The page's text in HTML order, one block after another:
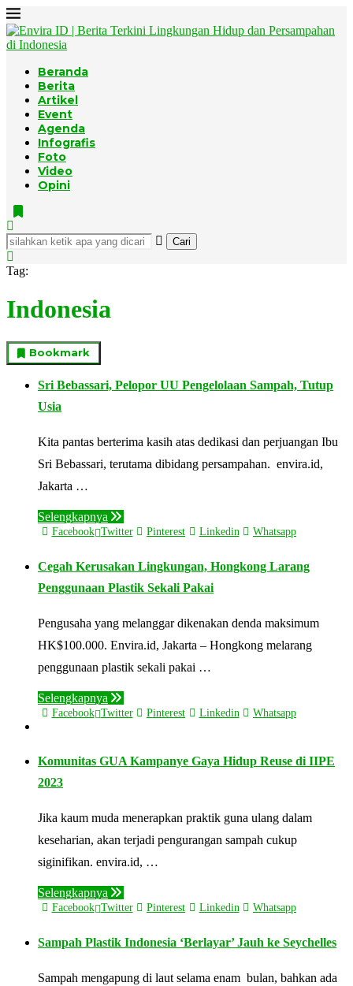
Beranda
Berita
Artikel
Event
Agenda
Infografis
Foto
Video
Opini
Cari
Tag:
Indonesia
Bookmark
Sri Bebassari, Pelopor UU Pengelolaan Sampah, Tutup
Usia
Kita pantas berterima kasih atas dedikasi dan perjuangan Ibu
Sri Bebassari, terutama dibidang persampahan. envira.id,
Jakarta …
Selengkapnya
Facebook Twitter Pinterest Linkedin Whatsapp
Cegah Kerusakan Lingkungan, Hongkong Larang
Penggunaan Plastik Sekali Pakai
Pengusaha yang melanggar dikenakan denda maksimum
HK$100.000. Envira.id, Jakarta – Hongkong melarang
penggunaan plastik sekali pakai …
Selengkapnya
Facebook Twitter Pinterest Linkedin Whatsapp
Komunitas GUA Kampanye Gaya Hidup Reuse di IIPE
2023
Jika kaum muda menerapkan praktik guna ulang dalam
keseharian, akan terjadi pengurangan sampah cukup
siginifikan. envira.id, …
Selengkapnya
Facebook Twitter Pinterest Linkedin Whatsapp
Sampah Plastik Indonesia ‘Berlayar’ Jauh ke Seychelles
Sampah mengapung di laut selama enam bulan, bahkan ada